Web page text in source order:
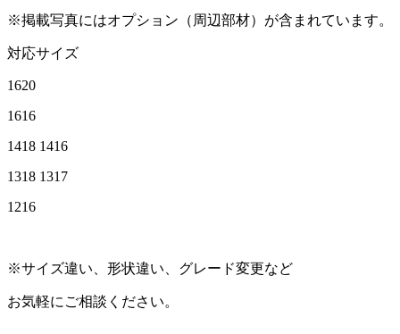
※掲載写真にはオプション（周辺部材）が含まれています。
対応サイズ
1620
1616
1418 1416
1318 1317
1216
※サイズ違い、形状違い、グレード変更など
お気軽にご相談ください。